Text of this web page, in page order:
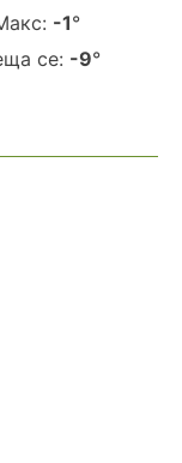
-1°
се: -9°